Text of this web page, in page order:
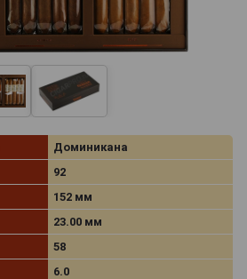
Доминикана
92
152 мм
23.00 мм
58
6.0